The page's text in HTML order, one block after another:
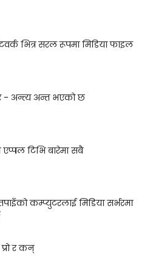
भित्र सरल रूपमा मिडिया फाइल
- अन्त्य अन्त भएको छ
एप्पल टिभि बारेमा सबै
कम्प्युटरलाई मिडिया सर्भरमा
र कन्